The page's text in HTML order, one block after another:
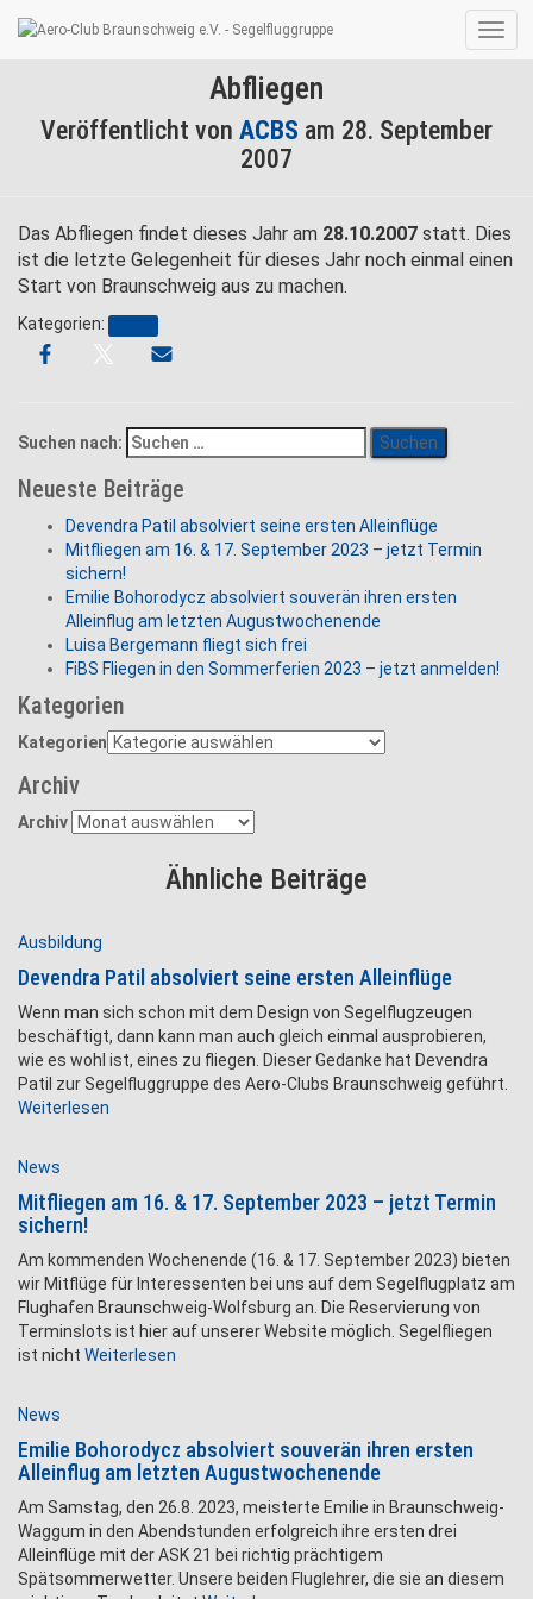
Abfliegen
Veröffentlicht von ACBS am 28. September
2007
Das Abfliegen findet dieses Jahr am 28.10.2007 statt. Dies
ist die letzte Gelegenheit für dieses Jahr noch einmal einen
Start von Braunschweig aus zu machen.
Kategorien:
Suchen nach:
Neueste Beiträge
Devendra Patil absolviert seine ersten Alleinflüge
Mitfliegen am 16. & 17. September 2023 – jetzt Termin
sichern!
Emilie Bohorodycz absolviert souverän ihren ersten
Alleinflug am letzten Augustwochenende
Luisa Bergemann fliegt sich frei
FiBS Fliegen in den Sommerferien 2023 – jetzt anmelden!
Kategorien
Kategorien
Archiv
Archiv
Ähnliche Beiträge
Ausbildung
Devendra Patil absolviert seine ersten Alleinflüge
Wenn man sich schon mit dem Design von Segelflugzeugen
beschäftigt, dann kann man auch gleich einmal ausprobieren,
wie es wohl ist, eines zu fliegen. Dieser Gedanke hat Devendra
Patil zur Segelfluggruppe des Aero-Clubs Braunschweig geführt.
Weiterlesen
News
Mitfliegen am 16. & 17. September 2023 – jetzt Termin
sichern!
Am kommenden Wochenende (16. & 17. September 2023) bieten
wir Mitflüge für Interessenten bei uns auf dem Segelflugplatz am
Flughafen Braunschweig-Wolfsburg an. Die Reservierung von
Terminslots ist hier auf unserer Website möglich. Segelfliegen
ist nicht Weiterlesen
News
Emilie Bohorodycz absolviert souverän ihren ersten
Alleinflug am letzten Augustwochenende
Am Samstag, den 26.8. 2023, meisterte Emilie in Braunschweig-
Waggum in den Abendstunden erfolgreich ihre ersten drei
Alleinflüge mit der ASK 21 bei richtig prächtigem
Spätsommerwetter. Unsere beiden Fluglehrer, die sie an diesem